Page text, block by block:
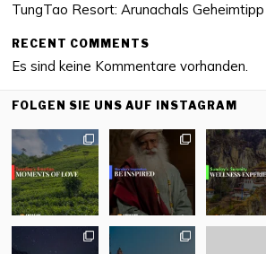
TungTao Resort: Arunachals
RECENT COMMENTS
Es sind keine Kommentare vorhanden.
FOLGEN SIE UNS AUF INSTAGRAM